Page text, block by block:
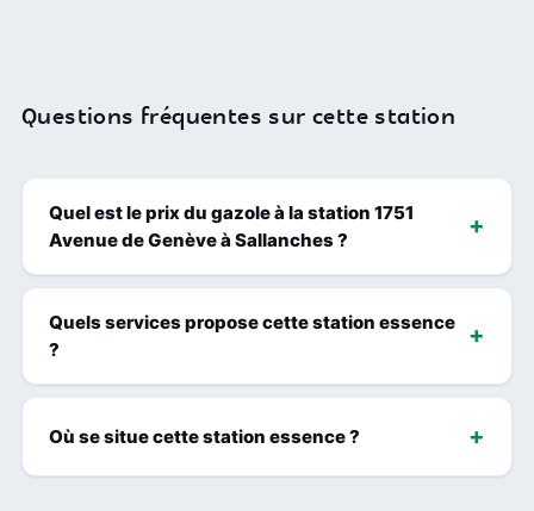
Questions fréquentes sur cette station
Quel est le prix du gazole à la station 1751
Avenue de Genève à Sallanches ?
Quels services propose cette station essence
?
Où se situe cette station essence ?